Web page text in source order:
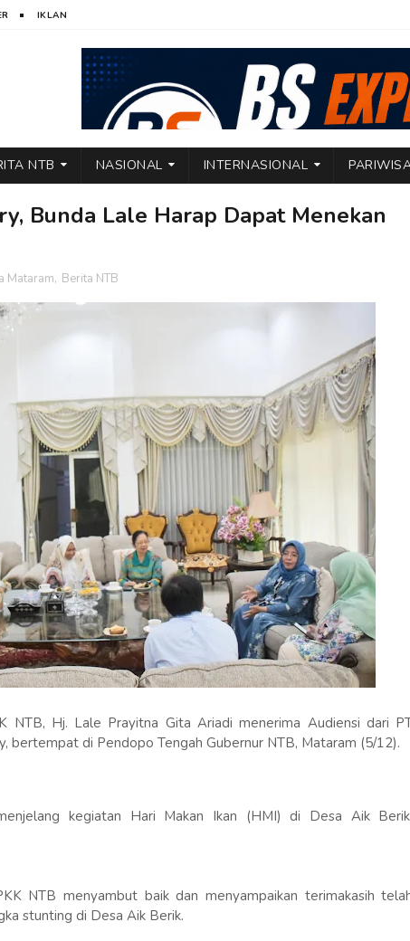
IKLAN
NTB NASIONAL INTERNASIONAL
Bunda Lale Harap Dapat Menekan
Mataram, Berita NTB
NTB, Hj. Lale Prayitna Gita Ariadi menerima Audiensi dari
bertempat di Pendopo Tengah Gubernur NTB, Mataram (5/12).
kegiatan Hari Makan Ikan (HMI) di Desa Aik
NTB menyambut baik dan menyampaikan terimakasih
stunting di Desa Aik Berik.